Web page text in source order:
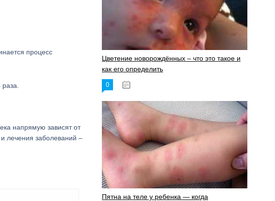
процесс
напрямую зависят от
лечения заболеваний –
Цветение новорождённых – что это такое и
как его определить
0
Пятна на теле у ребенка — когда